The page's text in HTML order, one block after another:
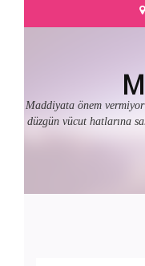
Maddiyata önem vermiyor
düzgün vücut hatlarına